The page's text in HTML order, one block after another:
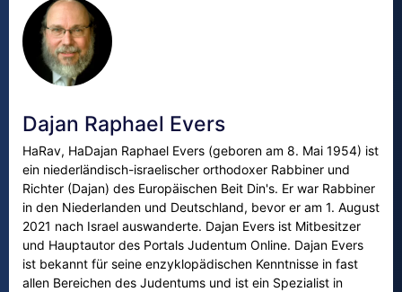
Dajan Raphael Evers
HaRav, HaDajan Raphael Evers (geboren am 8. Mai 1954) ist
ein niederländisch-israelischer orthodoxer Rabbiner und
Richter (Dajan) des Europäischen Beit Din's. Er war Rabbiner
in den Niederlanden und Deutschland, bevor er am 1. August
2021 nach Israel auswanderte. Dajan Evers ist Mitbesitzer
und Hauptautor des Portals Judentum Online. Dajan Evers
ist bekannt für seine enzyklopädischen Kenntnisse in fast
allen Bereichen des Judentums und ist ein Spezialist in